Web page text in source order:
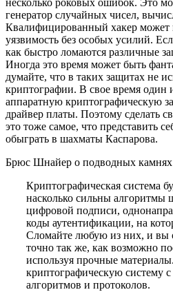
несколько роковых ошибок. Это
генератор случайных чисел,
Квалифицированный хакер может
уязвимость без особых усилий.
как быстро ломаются различные
Иногда это время может быть
думайте, что в таких защитах не
криптографии. В свое время один
аппаратную криптографическую
драйвер платы. Поэтому сделать
это тоже самое, что представить
обыграть в шахматы Каспарова.
Брюс Шнайер о подводных камнях
Криптографическая система
насколько сильны
цифровой подписи,
коды аутентификации, на
Сломайте любую из них, и вы
точно так же, как возможно
используя прочные
криптографическую
алгоритмов и протоколов.